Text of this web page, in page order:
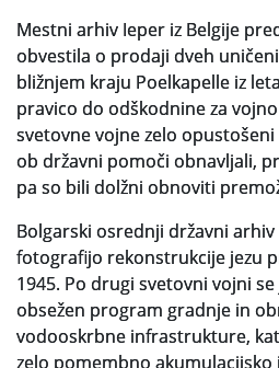
Mestni arhiv Ieper iz Belgije
obvestila o prodaji dveh
bližnjem kraju Poelkapelle iz
pravico do odškodnine za
svetovne vojne zelo
ob državni pomoči obnavljali,
pa so bili dolžni obnoviti
Bolgarski osrednji državni arhiv
fotografijo rekonstrukcije jezu
1945. Po drugi svetovni vojni
obsežen program gradnje in
vodooskrbne infrastrukture,
zelo pomembno akumulacijsko